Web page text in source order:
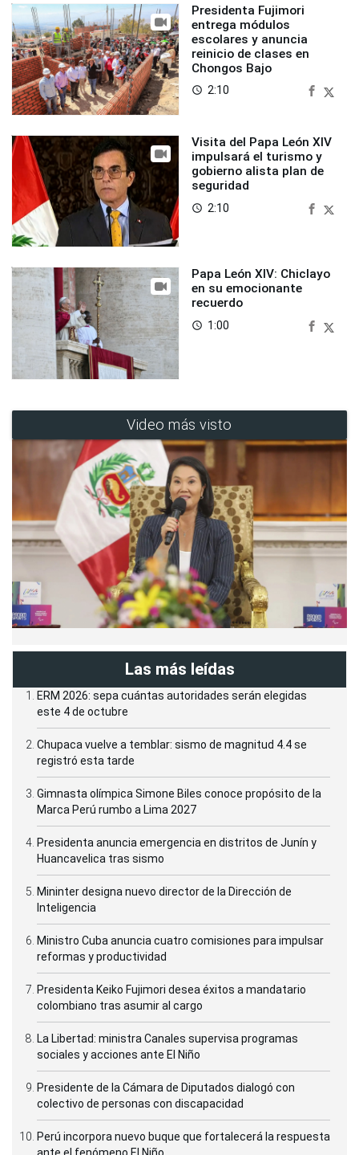
Presidenta Fujimori
entrega módulos
escolares y anuncia
reinicio de clases en
Chongos Bajo
access_time 2:10
Visita del Papa León XIV
impulsará el turismo y
gobierno alista plan de
seguridad
access_time 2:10
Papa León XIV: Chiclayo
en su emocionante
recuerdo
access_time 1:00
Video más visto
Las más leídas
ERM 2026: sepa cuántas autoridades serán elegidas
este 4 de octubre
Chupaca vuelve a temblar: sismo de magnitud 4.4 se
registró esta tarde
Gimnasta olímpica Simone Biles conoce propósito de la
Marca Perú rumbo a Lima 2027
Presidenta anuncia emergencia en distritos de Junín y
Huancavelica tras sismo
Mininter designa nuevo director de la Dirección de
Inteligencia
Ministro Cuba anuncia cuatro comisiones para impulsar
reformas y productividad
Presidenta Keiko Fujimori desea éxitos a mandatario
colombiano tras asumir al cargo
La Libertad: ministra Canales supervisa programas
sociales y acciones ante El Niño
Presidente de la Cámara de Diputados dialogó con
colectivo de personas con discapacidad
Perú incorpora nuevo buque que fortalecerá la respuesta
ante el fenómeno El Niño